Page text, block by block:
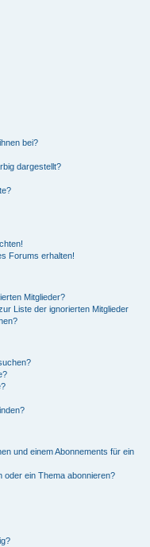
bei?
dargestellt?
Forums erhalten!
Mitglieder?
Liste der ignorierten Mitglieder
und einem Abonnements für ein
oder ein Thema abonnieren?